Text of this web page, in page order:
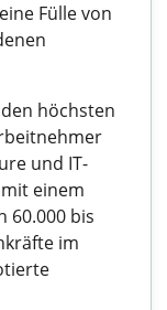
Fülle von
höchsten
und IT-
einem
60.000 bis
im